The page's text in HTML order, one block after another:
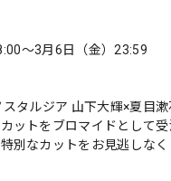
〜3月6日（金）23:59
タルジア 山下大輝×夏目
ットをブロマイドとして受
別なカットをお見逃しなく